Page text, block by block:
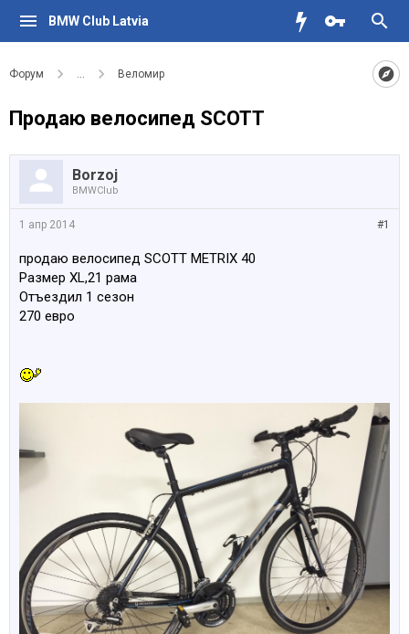
BMW Club Latvia
Форум ... Веломир
Продаю велосипед SCOTT
Borzoj
BMWClub
#1
1 апр 2014
продаю велосипед SCOTT METRIX 40
Размер XL,21 рама
Отъездил 1 сезон
270 евро